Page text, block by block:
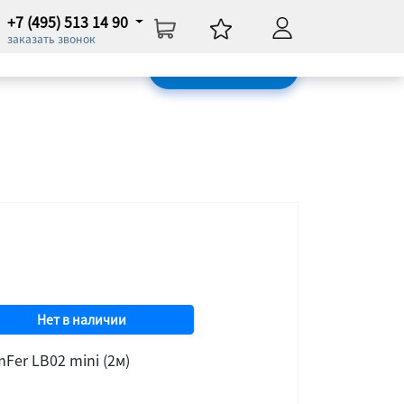
+7 (495) 513 14 90
заказать звонок
Нет в наличии
LB02 mini (2м)
Нет в наличии